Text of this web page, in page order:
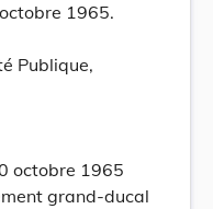
1965.
Publique,
octobre 1965
grand-ducal